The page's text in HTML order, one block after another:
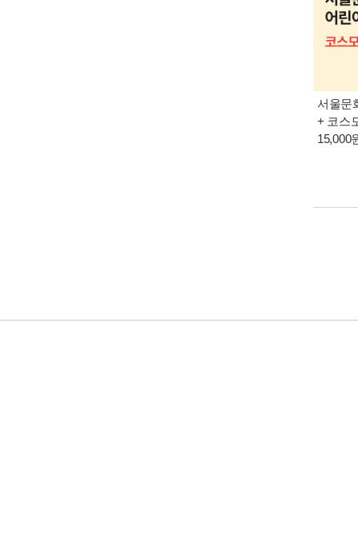
서울문
+ 코스
15,000